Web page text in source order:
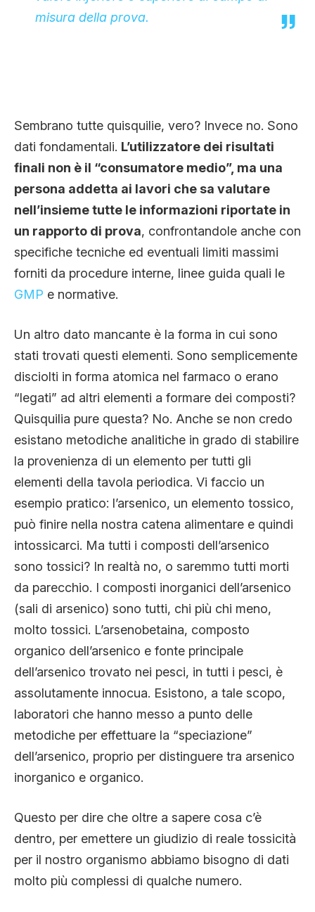
misura della prova.
Sembrano tutte quisquilie, vero? Invece no. Sono
dati fondamentali. L’utilizzatore dei risultati
finali non è il “consumatore medio”, ma una
persona addetta ai lavori che sa valutare
nell’insieme tutte le informazioni riportate in
un rapporto di prova, confrontandole anche con
specifiche tecniche ed eventuali limiti massimi
forniti da procedure interne, linee guida quali le
GMP e normative.
Un altro dato mancante è la forma in cui sono
stati trovati questi elementi. Sono semplicemente
disciolti in forma atomica nel farmaco o erano
“legati” ad altri elementi a formare dei composti?
Quisquilia pure questa? No. Anche se non credo
esistano metodiche analitiche in grado di stabilire
la provenienza di un elemento per tutti gli
elementi della tavola periodica. Vi faccio un
esempio pratico: l’arsenico, un elemento tossico,
può finire nella nostra catena alimentare e quindi
intossicarci. Ma tutti i composti dell’arsenico
sono tossici? In realtà no, o saremmo tutti morti
da parecchio. I composti inorganici dell’arsenico
(sali di arsenico) sono tutti, chi più chi meno,
molto tossici. L’arsenobetaina, composto
organico dell’arsenico e fonte principale
dell’arsenico trovato nei pesci, in tutti i pesci, è
assolutamente innocua. Esistono, a tale scopo,
laboratori che hanno messo a punto delle
metodiche per effettuare la “speciazione”
dell’arsenico, proprio per distinguere tra arsenico
inorganico e organico.
Questo per dire che oltre a sapere cosa c’è
dentro, per emettere un giudizio di reale tossicità
per il nostro organismo abbiamo bisogno di dati
molto più complessi di qualche numero.